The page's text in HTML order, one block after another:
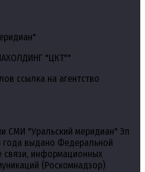
"ЦКТ""
ссылка на агентство
СМИ "Уральский меридиан" Эл
выдано Федеральной
связи, информационных
(Роскомнадзор)